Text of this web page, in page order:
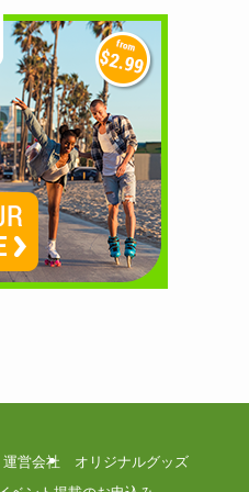
運営会社
オリジナルグッズ